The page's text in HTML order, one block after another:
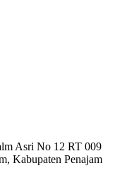
Asri No 12 RT 009
Kabupaten Penajam